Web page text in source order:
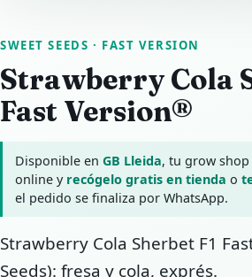
SWEET SEEDS · FAST VERSION
Strawberry Cola
Fast Version®
Disponible enGB Lleida, tu grow
online y recógelo gratis en tienda o
el pedido se finaliza por WhatsApp.
Strawberry Cola Sherbet F1
Seeds): fresa y cola, exprés.